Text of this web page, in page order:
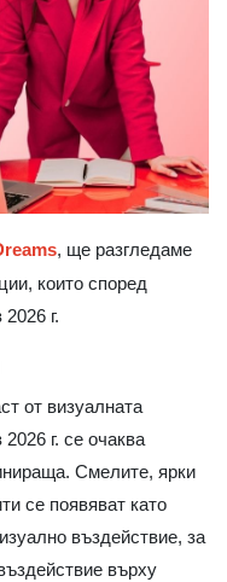
, ще разгледаме
които според
г.
от визуалната
г. се очаква
Смелите, ярки
се появяват като
въздействие, за
върху